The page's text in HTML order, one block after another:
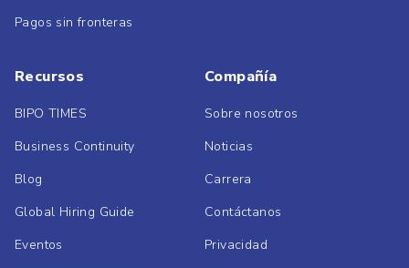
Pagos sin fronteras
Recursos
BIPO TIMES
Business Continuity
Blog
Global Hiring Guide
Eventos
Compañía
Sobre nosotros
Noticias
Carrera
Contáctanos
Privacidad